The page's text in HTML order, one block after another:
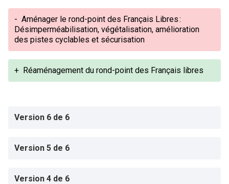
- Aménager le rond-point des Français Libres :
Désimperméabilisation, végétalisation, amélioration
des pistes cyclables et sécurisation
+ Réaménagement du rond-point des Français libres
Version 6 de 6
Version 5 de 6
Version 4 de 6